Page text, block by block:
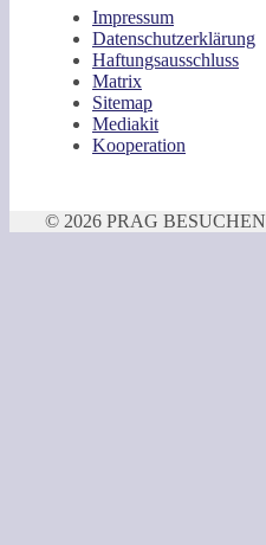
Impressum
Datenschutzerklärung
Haftungsausschluss
Matrix
Sitemap
Mediakit
Kooperation
© 2026 PRAG BESUCHEN